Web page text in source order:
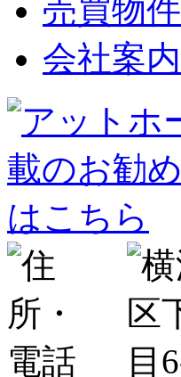
売買物件
会社案内